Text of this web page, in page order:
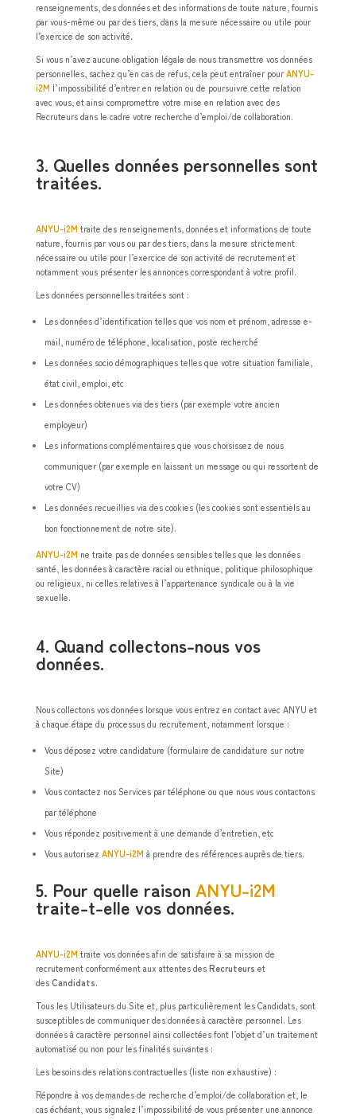
renseignements, des données et des informations de toute nature, fournis
par vous-même ou par des tiers, dans la mesure nécessaire ou utile pour
l’exercice de son activité.
Si vous n’avez aucune obligation légale de nous transmettre vos données
personnelles, sachez qu’en cas de refus, cela peut entraîner pourANYU-
i2M l’impossibilité d’entrer en relation ou de poursuivre cette relation
avec vous, et ainsi compromettre votre mise en relation avec des
Recruteurs dans le cadre votre recherche d’emploi/de collaboration.
3. Quelles données personnelles sont
traitées.
ANYU-i2Mtraite des renseignements, données et informations de toute
nature, fournis par vous ou par des tiers, dans la mesure strictement
nécessaire ou utile pour l’exercice de son activité de recrutement et
notamment vous présenter les annonces correspondant à votre profil.
Les données personnelles traitées sont :
Les données d’identification telles que vos nom et prénom, adresse e-
mail, numéro de téléphone, localisation, poste recherché
Les données socio démographiques telles que votre situation familiale,
état civil, emploi, etc
Les données obtenues via des tiers (par exemple votre ancien
employeur)
Les informations complémentaires que vous choisissez de nous
communiquer (par exemple en laissant un message ou qui ressortent de
votre CV)
Les données recueillies via des cookies (les cookies sont essentiels au
bon fonctionnement de notre site).
ANYU-i2M ne traite pas de données sensibles telles que les données
santé, les données à caractère racial ou ethnique, politique philosophique
ou religieux, ni celles relatives à l’appartenance syndicale ou à la vie
sexuelle.
4. Quand collectons-nous vos
données.
Nous collectons vos données lorsque vous entrez en contact avec ANYU et
à chaque étape du processus du recrutement, notamment lorsque :
Vous déposez votre candidature (formulaire de candidature sur notre
Site)
Vous contactez nos Services par téléphone ou que nous vous contactons
par téléphone
Vous répondez positivement à une demande d’entretien, etc
Vous autorisezANYU-i2Mà prendre des références auprès de tiers.
5. Pour quelle raisonANYU-i2M
traite-t-elle vos données.
ANYU-i2Mtraite vos données afin de satisfaire à sa mission de
recrutement conformément aux attentes desRecruteurset
desCandidats.
Tous les Utilisateurs du Site et, plus particulièrement les Candidats, sont
susceptibles de communiquer des données à caractère personnel. Les
données à caractère personnel ainsi collectées font l’objet d’un traitement
automatisé ou non pour les finalités suivantes :
Les besoins des relations contractuelles (liste non exhaustive) :
Répondre à vos demandes de recherche d’emploi/de collaboration et, le
cas échéant, vous signalez l’impossibilité de vous présenter une annonce